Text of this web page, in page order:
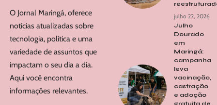
O Jornal Maringá, oferece
notícias atualizadas sobre
tecnologia, política e uma
variedade de assuntos que
impactam o seu dia a dia.
Aqui você encontra
informações relevantes.
julho 22, 2026
Julho
Dourado
em
Maringá:
campanha
leva
vacinação,
castração
e adoção
gratuita de